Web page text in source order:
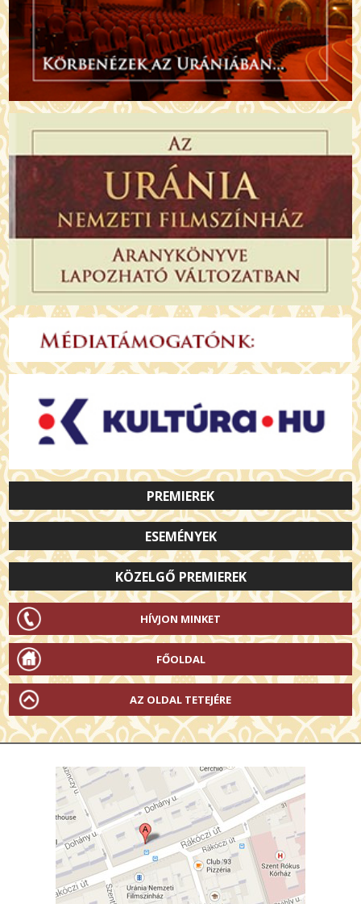
PREMIEREK
ESEMÉNYEK
KÖZELGŐ PREMIEREK
HÍVJON MINKET
FŐOLDAL
AZ OLDAL TETEJÉRE